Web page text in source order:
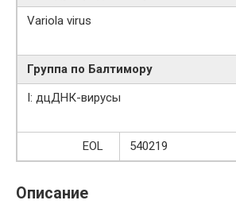
Variola virus
Группа по Балтимору
I: дцДНК-вирусы
EOL 540219
Описание